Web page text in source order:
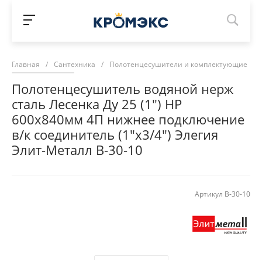
Главная / Сантехника / Полотенцесушители и комплектующие
Полотенцесушитель водяной нерж
сталь Лесенка Ду 25 (1") НР
600х840мм 4П нижнее подключение
в/к соединитель (1"х3/4") Элегия
Элит-Металл В-30-10
Артикул В-30-10